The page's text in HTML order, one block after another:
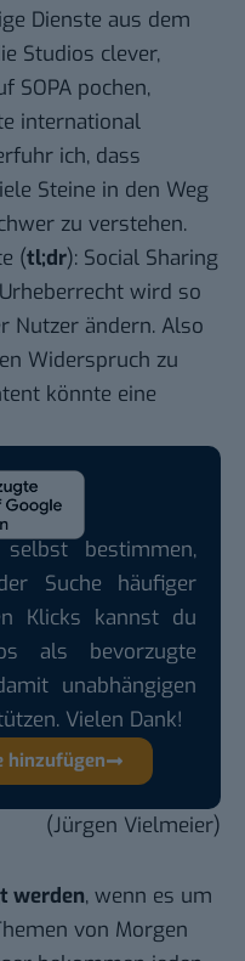
Dienste aus dem
Studios clever,
SOPA pochen,
international
ich, dass
Steine in den Weg
zu verstehen.
(tl;dr): Social Sharing
wird so
Nutzer ändern. Also
Widerspruch zu
könnte eine
bestimmen,
Suche häufiger
Klicks kannst du
als bevorzugte
unabhängigen
Vielen Dank!
hinzufügen
(Jürgen Vielmeier)
werden, wenn es um
von Morgen